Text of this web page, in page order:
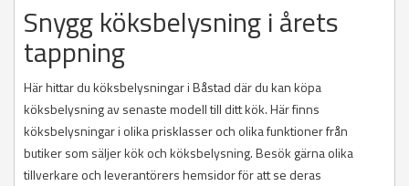
Snygg köksbelysning i årets
tappning
Här hittar du köksbelysningar i Båstad där du kan köpa
köksbelysning av senaste modell till ditt kök. Här finns
köksbelysningar i olika prisklasser och olika funktioner från
butiker som säljer kök och köksbelysning. Besök gärna olika
tillverkare och leverantörers hemsidor för att se deras